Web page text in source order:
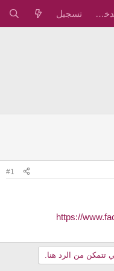
تسجيل الدخول تسجيل
#1
https://
من الرد هنا.